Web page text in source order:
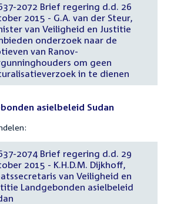
2072 Brief regering d.d. 26
2015 - G.A. van der Steur,
van Veiligheid en Justitie
onderzoek naar de
van Ranov-
om geen
in te dienen
asielbeleid Sudan
2074 Brief regering d.d. 29
2015 - K.H.D.M. Dijkhoff,
van Veiligheid en
Landgebonden asielbeleid